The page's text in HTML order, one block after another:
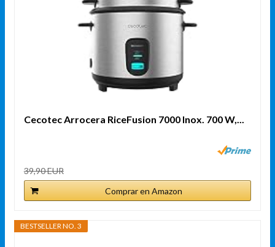
Cecotec Arrocera RiceFusion 7000 Inox. 700 W,...
39,90 EUR
Comprar en Amazon
BESTSELLER NO. 3